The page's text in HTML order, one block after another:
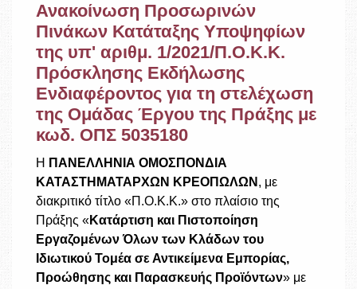
Ανακοίνωση Προσωρινών
Πινάκων Κατάταξης Υποψηφίων
της υπ' αριθμ. 1/2021/Π.Ο.Κ.Κ.
Πρόσκλησης Εκδήλωσης
Ενδιαφέροντος για τη στελέχωση
της Ομάδας Έργου της Πράξης με
κωδ. ΟΠΣ 5035180
Η ΠΑΝΕΛΛΗΝΙΑ ΟΜΟΣΠΟΝΔΙΑ
ΚΑΤΑΣΤΗΜΑΤΑΡΧΩΝ ΚΡΕΟΠΩΛΩΝ , με
διακριτικό τίτλο «Π.Ο.Κ.Κ.» στο πλαίσιο της
Πράξης «Κατάρτιση και Πιστοποίηση
Εργαζομένων Όλων των Κλάδων του
Ιδιωτικού Τομέα σε Αντικείμενα Εμπορίας,
Προώθησης και Παρασκευής Προϊόντων» με